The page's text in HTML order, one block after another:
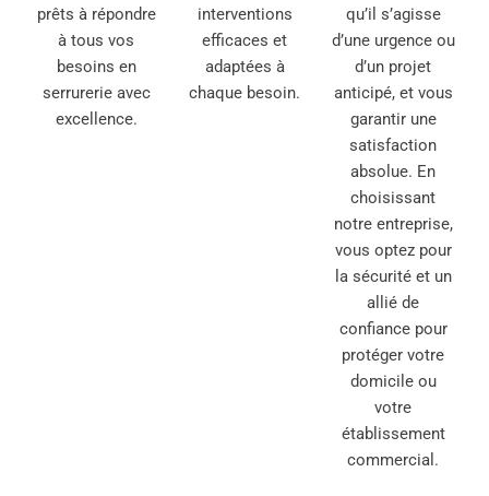
prêts à répondre
à tous vos
besoins en
serrurerie avec
excellence.
interventions
efficaces et
adaptées à
chaque besoin.
qu’il s’agisse
d’une urgence ou
d’un projet
anticipé, et vous
garantir une
satisfaction
absolue. En
choisissant
notre entreprise,
vous optez pour
la sécurité et un
allié de
confiance pour
protéger votre
domicile ou
votre
établissement
commercial.